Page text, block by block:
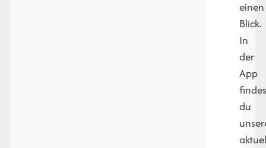
einen
Blick.
In
der
App
du